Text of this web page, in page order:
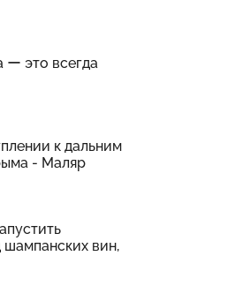
это всегда
к дальним
- Маляр
вин,